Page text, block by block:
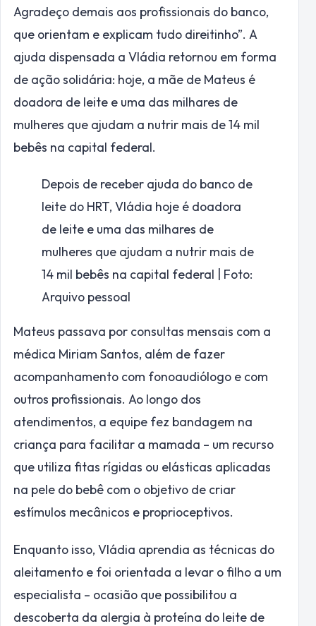
Agradeço demais aos profissionais do banco,
que orientam e explicam tudo direitinho”. A
ajuda dispensada a Vládia retornou em forma
de ação solidária: hoje, a mãe de Mateus é
doadora de leite e uma das milhares de
mulheres que ajudam a nutrir mais de 14 mil
bebês na capital federal.
Depois de receber ajuda do banco de
leite do HRT, Vládia hoje é doadora
de leite e uma das milhares de
mulheres que ajudam a nutrir mais de
14 mil bebês na capital federal | Foto:
Arquivo pessoal
Mateus passava por consultas mensais com a
médica Miriam Santos, além de fazer
acompanhamento com fonoaudiólogo e com
outros profissionais. Ao longo dos
atendimentos, a equipe fez bandagem na
criança para facilitar a mamada – um recurso
que utiliza fitas rígidas ou elásticas aplicadas
na pele do bebê com o objetivo de criar
estímulos mecânicos e proprioceptivos.
Enquanto isso, Vládia aprendia as técnicas do
aleitamento e foi orientada a levar o filho a um
especialista – ocasião que possibilitou a
descoberta da alergia à proteína do leite de